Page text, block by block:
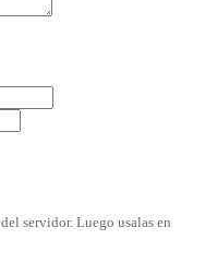
del servidor. Luego usalas en